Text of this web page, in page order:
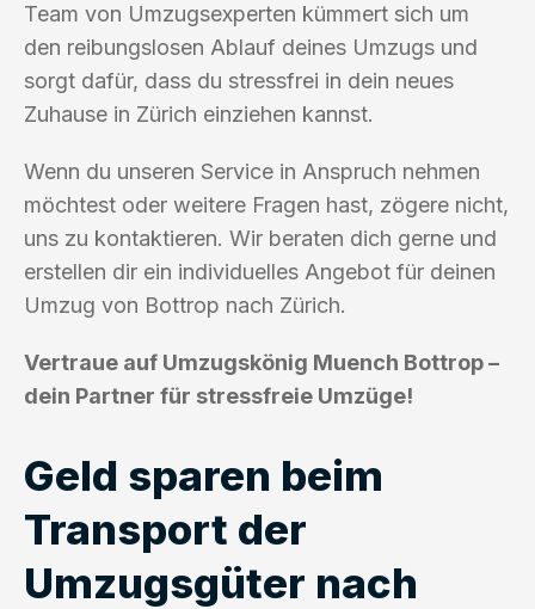
Team von Umzugsexperten kümmert sich um
den reibungslosen Ablauf deines Umzugs und
sorgt dafür, dass du stressfrei in dein neues
Zuhause in Zürich einziehen kannst.
Wenn du unseren Service in Anspruch nehmen
möchtest oder weitere Fragen hast, zögere nicht,
uns zu kontaktieren. Wir beraten dich gerne und
erstellen dir ein individuelles Angebot für deinen
Umzug von Bottrop nach Zürich.
Vertraue auf Umzugskönig Muench Bottrop –
dein Partner für stressfreie Umzüge!
Geld sparen beim
Transport der
Umzugsgüter nach